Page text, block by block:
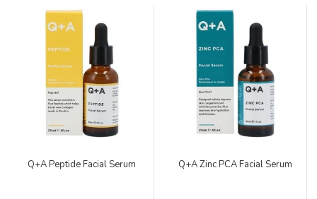
Q+A Peptide Facial Serum Q+A Zinc PCA Facial Serum